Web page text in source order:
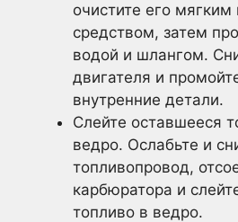
очистите его
средством, затем
водой и шлангом.
двигателя и
внутренние детали.
Слейте оставшееся
ведро. Ослабьте и
топливопровод,
карбюратора и
топливо в ведро.